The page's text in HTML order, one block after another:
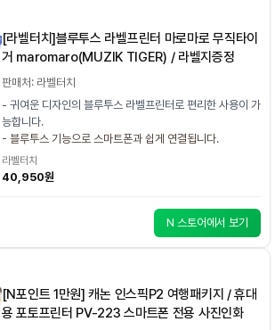
[라벨터치]블루투스 라벨프린터 마로마로 무직타이
거 maromaro(MUZIK TIGER) / 라벨지증정
판매처: 라벨터치
- 귀여운 디자인의 블루투스 라벨프린터로 편리한 사용이 가
능합니다.
- 블루투스 기능으로 스마트폰과 쉽게 연결됩니다.
라벨터치
40,950원
N 스토어에서 보기
[N포인트 1만원] 캐논 인스픽P2 여행패키지 / 휴대
용 포토프린터 PV-223 스마트폰 전용 사진인화